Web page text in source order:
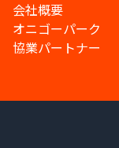
会社概要
オニゴーパーク
協業パートナー